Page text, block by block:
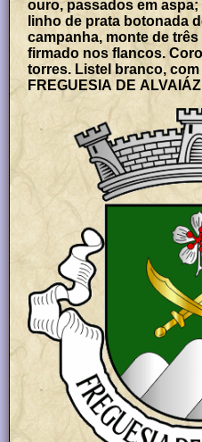
ouro, passados em
linho de prata botonada
campanha, monte de
firmado nos flancos.
torres. Listel branco, com
FREGUESIA DE